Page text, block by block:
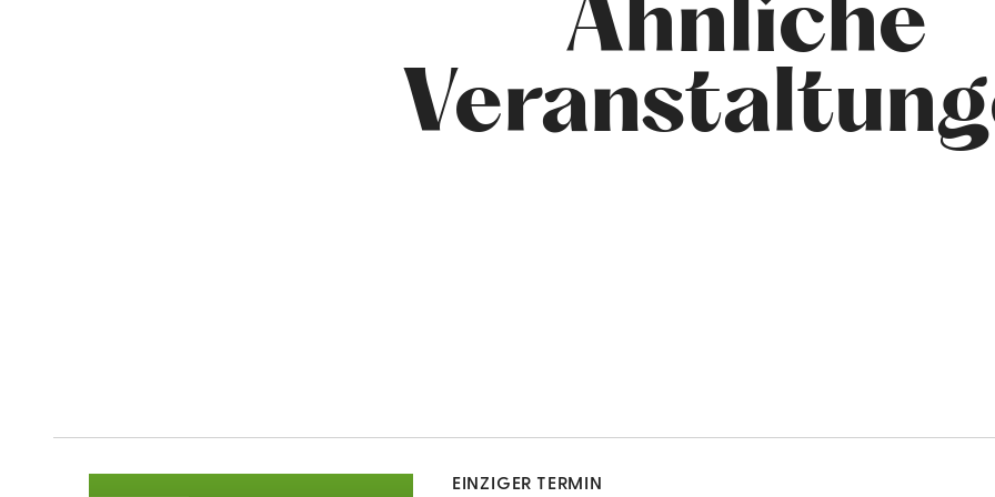
Ähnliche
EINZIGER TERMIN